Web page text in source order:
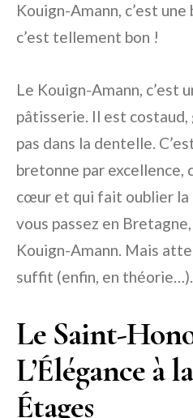
Kouign-Amann, c’est
c’est tellement bon !
Le Kouign-Amann, c’est
pâtisserie. Il est
pas dans la dentelle.
bretonne par excellence,
cœur et qui fait oublier la
vous passez en
Kouign-Amann. Mais
suffit (enfin, en théorie…).
Le Saint-
L’Élégance à
Étages